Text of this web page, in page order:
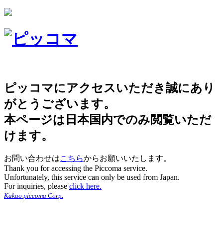
ピッコマにアクセスいただき誠にあり
がとうございます。
本ページは日本国内でのみ閲覧いただ
けます。
お問い合わせはこちらからお願いいたします。
Thank you for accessing the Piccoma service.
Unfortunately, this service can only be used from Japan.
For inquiries, please click here.
Kakao piccoma Corp.